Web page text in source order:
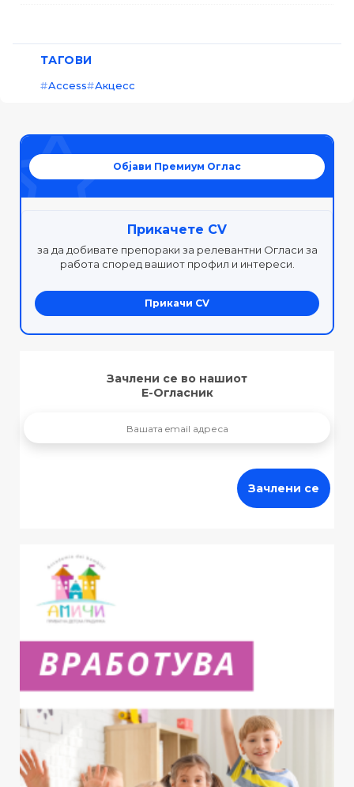
ТАГОВИ
Access Акцесс
Објави Премиум Оглас
Прикачете CV
за да добивате препораки за релевантни Огласи за
работа според вашиот профил и интереси.
Прикачи CV
Зачлени се во нашиот
Е-Огласник